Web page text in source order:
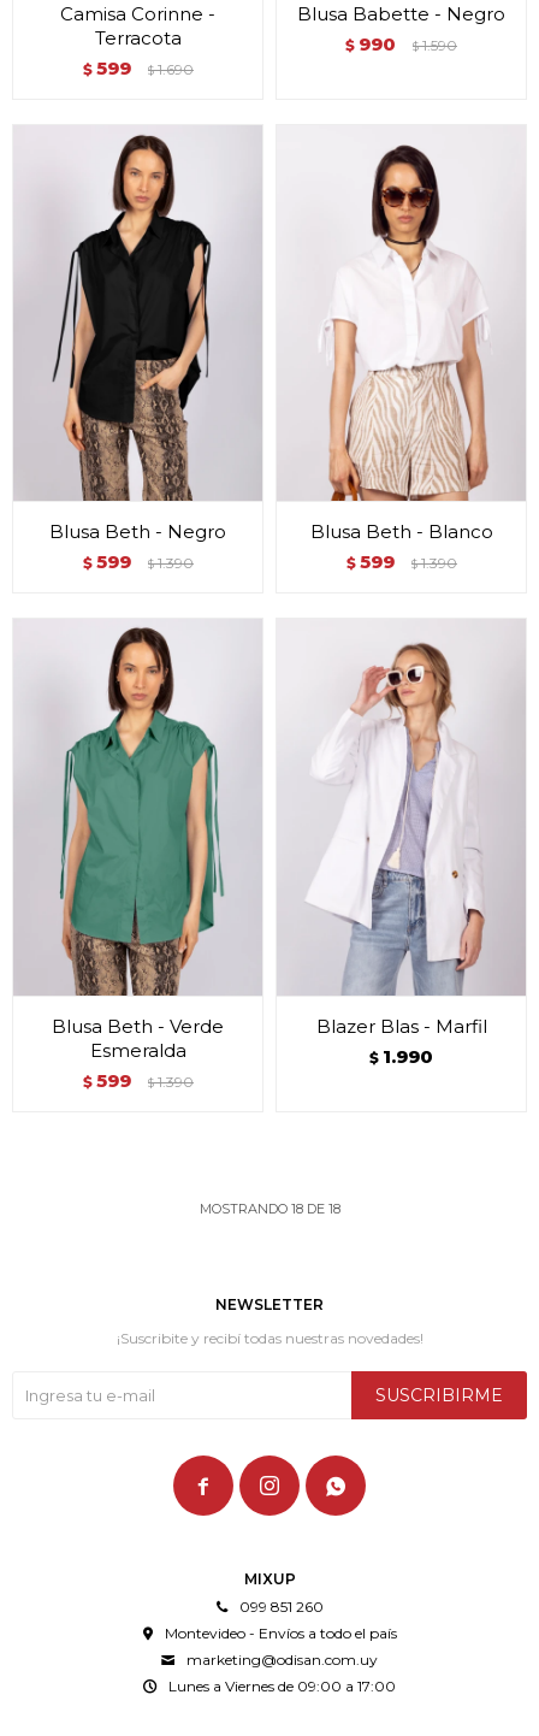
Camisa Corinne -
Terracota
$ 599 $ 1.690
Blusa Babette - Negro
$ 990 $ 1.590
Blusa Beth - Negro
$ 599 $ 1.390
Blusa Beth - Blanco
$ 599 $ 1.390
Blusa Beth - Verde
Esmeralda
$ 599 $ 1.390
Blazer Blas - Marfil
$ 1.990
MOSTRANDO 18DE 18
MIXUP
099 851 260
Montevideo - Envíos a todo el país
marketing@odisan.com.uy
Lunes a Viernes de 09:00 a 17:00
NEWSLETTER
¡Suscribite y recibí todas nuestras novedades!
SUSCRIBIRME
  